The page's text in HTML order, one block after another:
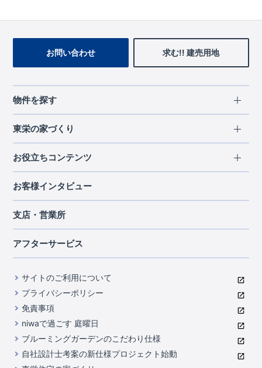
お問い合わせ 求む!! 建売用地
物件を探す
エリアから探す
北海道・東北
北海道
宮城県
千葉県
中部
山梨県
静岡県
滋賀県
京都府
中国・四国
岡山県
広島県
九州・沖縄
東栄の家づくり
長期優良住宅
住宅性能評価書
ブルーミングガーデンは地震につよい<建物編>
室内空間を快適に保つ断熱性能
コストパフォーマンスに自信
充実のアフターサポート
第三者評価によるお墨付き
家づくりのプロにも選ばれるブルーミングガーデン
住んでみるとじわじわ伝わる暮らしやすさへのこだわり
お役立ちコンテンツ
ご契約までの道のり
現地見学ガイド
ご紹介制度のご案内
東栄INDEX（用語集）
お客様インタビュー
支店・営業所
アフターサービス
サイトのご利用について
プライバシーポリシー
免責事項
niwaで過ごす 庭曜日
ブルーミングガーデンのこだわり仕様
自社設計士考案の新仕様プロジェクト始動